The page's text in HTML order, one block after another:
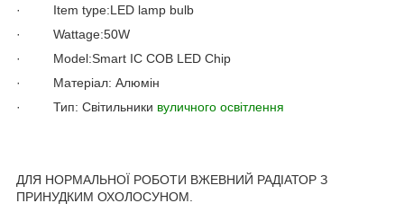
· Item type:LED lamp bulb
· Wattage:50W
· Model:Smart IC COB LED Chip
· Матеріал: Алюмін
· Тип: Світильники вуличного освітлення
ДЛЯ НОРМАЛЬНОЇ РОБОТИ ВЖЕВНИЙ РАДІАТОР З
ПРИНУДКИМ ОХОЛОСУНОМ.